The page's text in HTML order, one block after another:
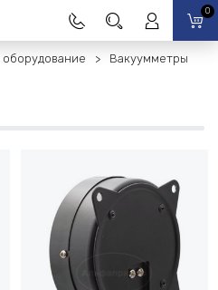
0
Вакуумметры